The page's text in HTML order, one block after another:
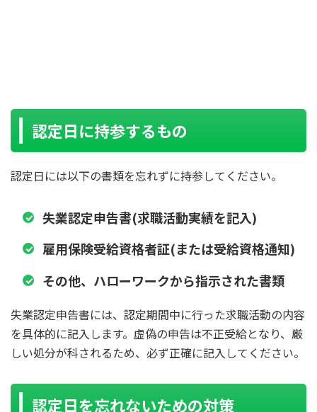
認定日に持参するもの
認定日には以下の書類を忘れずに持参してください。
失業認定申告書(求職活動実績を記入)
雇用保険受給資格者証(または受給資格通知)
その他、ハローワークから指示された書類
失業認定申告書には、認定期間中に行った求職活動の内容
を具体的に記入します。虚偽の申告は不正受給となり、厳
しい処分が科されるため、必ず正確に記入してください。
認定日を忘れないための対策